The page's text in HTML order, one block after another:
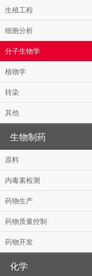
生殖工程
细胞分析
分子生物学
植物学
转染
其他
生物制药
原料
内毒素检测
药物生产
药物质量控制
药物开发
化学